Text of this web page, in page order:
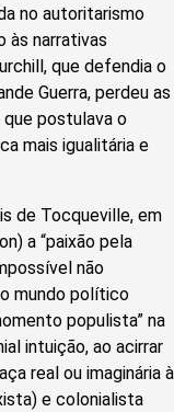
no autoritarismo
às narrativas
que defendia o
Guerra, perdeu as
postulava o
mais igualitária e
de Tocqueville, em
a “paixão pela
não
mundo político
populista” na
intuição, ao acirrar
real ou imaginária à
e colonialista